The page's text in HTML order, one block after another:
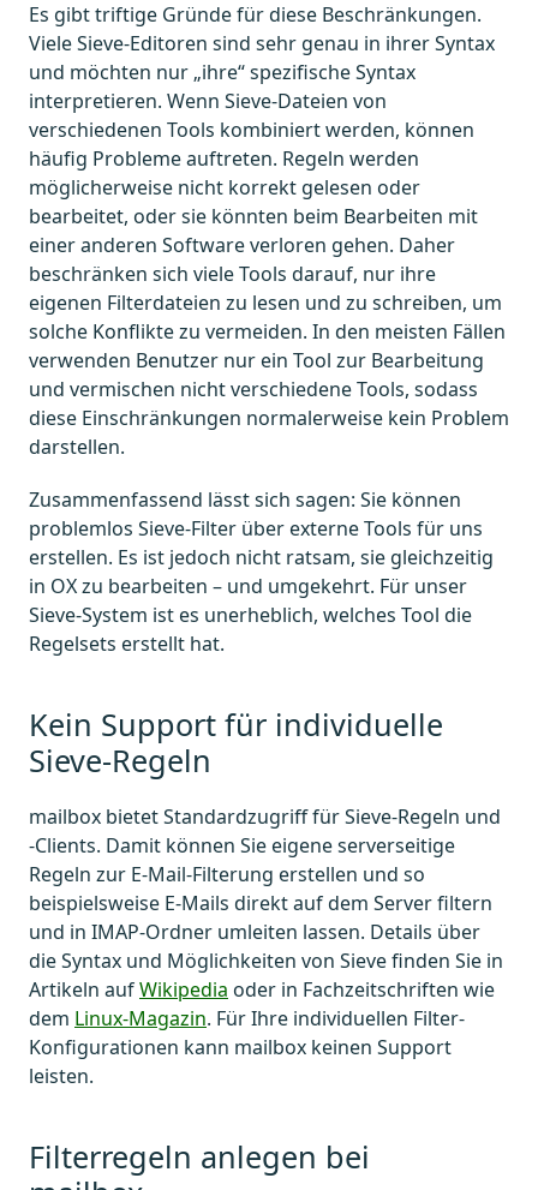
Es gibt triftige Gründe für diese Beschränkungen.
Viele Sieve-Editoren sind sehr genau in ihrer Syntax
und möchten nur „ihre“ spezifische Syntax
interpretieren. Wenn Sieve-Dateien von
verschiedenen Tools kombiniert werden, können
häufig Probleme auftreten. Regeln werden
möglicherweise nicht korrekt gelesen oder
bearbeitet, oder sie könnten beim Bearbeiten mit
einer anderen Software verloren gehen. Daher
beschränken sich viele Tools darauf, nur ihre
eigenen Filterdateien zu lesen und zu schreiben, um
solche Konflikte zu vermeiden. In den meisten Fällen
verwenden Benutzer nur ein Tool zur Bearbeitung
und vermischen nicht verschiedene Tools, sodass
diese Einschränkungen normalerweise kein Problem
darstellen.
Zusammenfassend lässt sich sagen: Sie können
problemlos Sieve-Filter über externe Tools für uns
erstellen. Es ist jedoch nicht ratsam, sie gleichzeitig
in OX zu bearbeiten – und umgekehrt. Für unser
Sieve-System ist es unerheblich, welches Tool die
Regelsets erstellt hat.
Kein Support für individuelle
Sieve-Regeln
mailbox bietet Standardzugriff für Sieve-Regeln und
-Clients. Damit können Sie eigene serverseitige
Regeln zur E-Mail-Filterung erstellen und so
beispielsweise E-Mails direkt auf dem Server filtern
und in IMAP-Ordner umleiten lassen. Details über
die Syntax und Möglichkeiten von Sieve finden Sie in
Artikeln aufWikipedia oder in Fachzeitschriften wie
dem Linux-Magazin. Für Ihre individuellen Filter-
Konfigurationen kann mailbox keinen Support
leisten.
Filterregeln anlegen bei